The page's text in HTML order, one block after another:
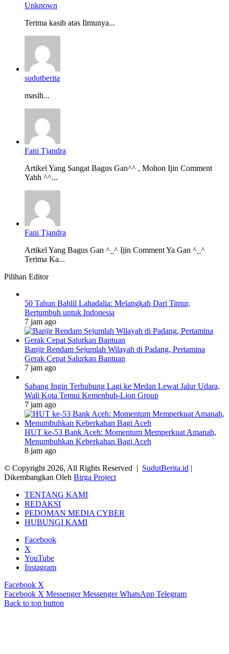
Unknown
Terima kasih atas Ilmunya...
sudutberita
masih...
Fani Tjandra
Artikel Yang Sangat Bagus Gan^^ , Mohon Ijin Comment
Yahh ^^...
Fani Tjandra
Artikel Yang Bagus Gan ^_^ Ijin Comment Ya Gan ^_^
Terima Ka...
Pilihan Editor
50 Tahun Bahlil Lahadalia: Melangkah Dari Timur,
Bertumbuh untuk Indonesia
7 jam ago
Banjir Rendam Sejumlah Wilayah di Padang, Pertamina
Gerak Cepat Salurkan Bantuan
7 jam ago
Sabang Ingin Terhubung Lagi ke Medan Lewat Jalur Udara,
Wali Kota Temui Kemenhub-Lion Group
7 jam ago
HUT ke-53 Bank Aceh: Momentum Memperkuat Amanah,
Menumbuhkan Keberkahan Bagi Aceh
8 jam ago
© Copyright 2026, All Rights Reserved | SudutBerita.id |
Dikembangkan Oleh Birga Project
TENTANG KAMI
REDAKSI
PEDOMAN MEDIA CYBER
HUBUNGI KAMI
Facebook
X
YouTube
Instagram
Facebook X
Facebook X Messenger Messenger WhatsApp Telegram
Back to top button